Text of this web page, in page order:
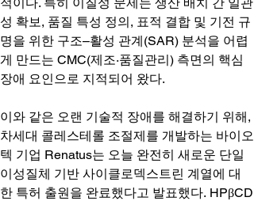
성 확보, 품질 특성 정의, 표적 결합 및 기전 규
명을 위한 구조–활성 관계(SAR) 분석을 어렵
게 만드는 CMC(제조·품질관리) 측면의 핵심
장애 요인으로 지적되어 왔다.
이와 같은 오랜 기술적 장애를 해결하기 위해,
차세대 콜레스테롤 조절제를 개발하는 바이오
텍 기업 Renatus는 오늘 완전히 새로운 단일
이성질체 기반 사이클로덱스트린 계열에 대
한 특허 출원을 완료했다고 발표했다. HPβCD